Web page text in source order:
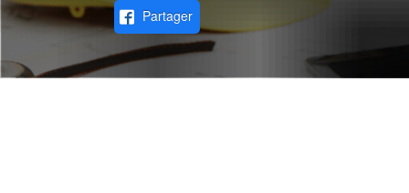
Partager